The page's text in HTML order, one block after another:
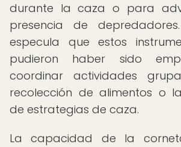
durante la caza o para
presencia de
especula que estos
pudieron haber sido
coordinar actividades
recolección de alimentos o
de estrategias de caza.
La capacidad de la